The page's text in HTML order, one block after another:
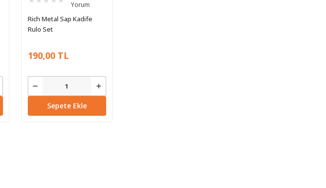
Yorum
Rich Metal Sap Kadife
Rulo Set
190,00 TL
Sepete Ekle